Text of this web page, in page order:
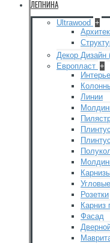
ЛЕПНИНА
Ultrawood +
Декор Дизайн
Европласт +
Линии
Плинтус
Розетки
Карниз
Фасад